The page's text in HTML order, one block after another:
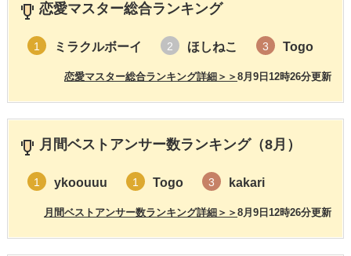
恋愛マスター総合ランキング
1 ミラクルボーイ 2 ほしねこ 3 Togo
8月9日12時26分更新
恋愛マスター総合ランキング詳細＞＞
月間ベストアンサー数ランキング（8月）
1 ykoouuu 1 Togo 3 kakari
8月9日12時26分更新
月間ベストアンサー数ランキング詳細＞＞